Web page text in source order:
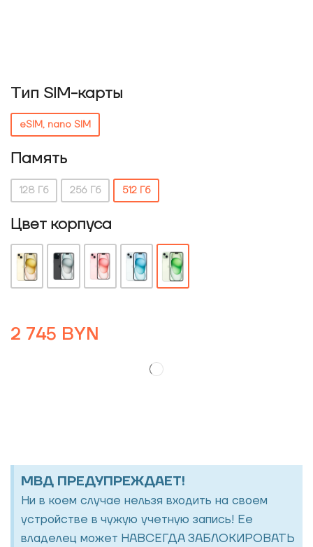
Тип SIM-карты
eSIM, nano SIM
Память
128 Гб 256 Гб 512 Гб
Цвет корпуса
2 745 BYN
МВД ПРЕДУПРЕЖДАЕТ!
Ни в коем случае нельзя входить на своем
устройстве в чужую учетную запись! Ее
владелец может НАВСЕГДА ЗАБЛОКИРОВАТЬ